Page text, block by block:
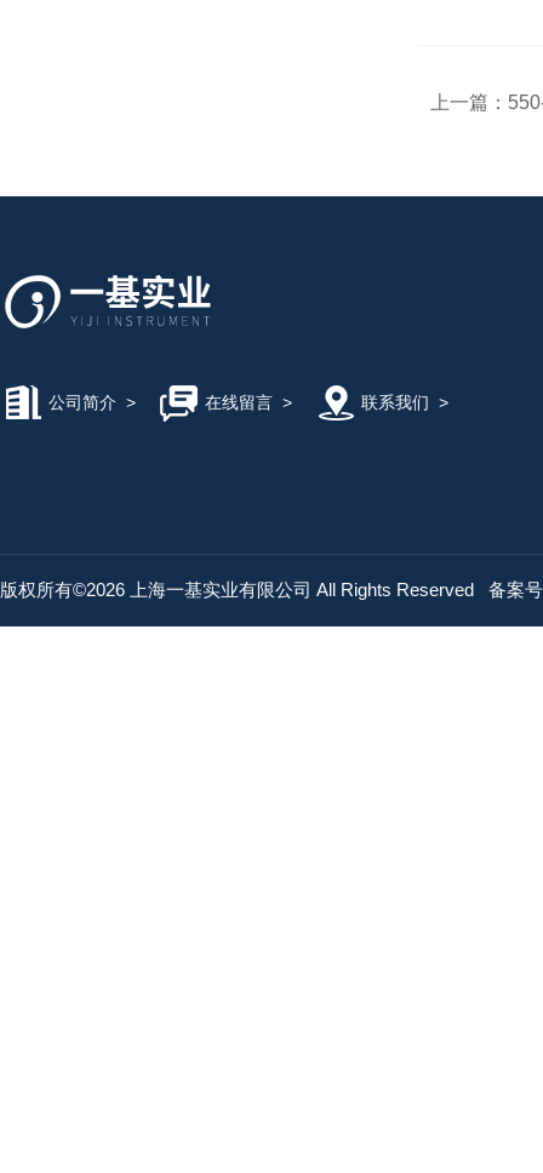
上一篇：
公司简介 > 在线留言> 联系我们 >
版权所有©2026 上海一基实业有限公司 All Rights Reserved 备案